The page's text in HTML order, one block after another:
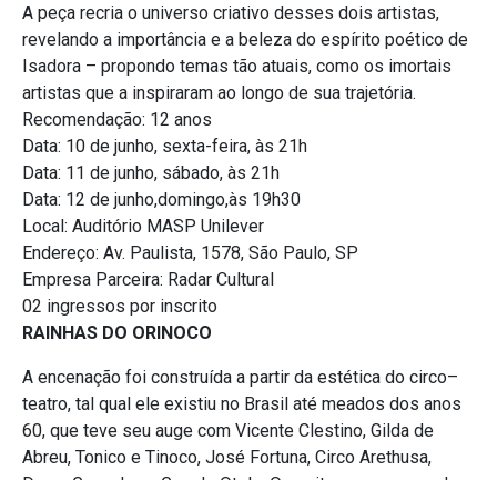
A peça recria o universo criativo desses dois artistas,
revelando a importância e a beleza do espírito poético de
Isadora – propondo temas tão atuais, como os imortais
artistas que a inspiraram ao longo de sua trajetória.
Recomendação: 12 anos
Data: 10 de junho, sexta-feira, às 21h
Data: 11 de junho, sábado, às 21h
Data: 12 de junho,domingo,às 19h30
Local: Auditório MASP Unilever
Endereço: Av. Paulista, 1578, São Paulo, SP
Empresa Parceira: Radar Cultural
02 ingressos por inscrito
RAINHAS DO ORINOCO
A encenação foi construída a partir da estética do circo–
teatro, tal qual ele existiu no Brasil até meados dos anos
60, que teve seu auge com Vicente Clestino, Gilda de
Abreu, Tonico e Tinoco, José Fortuna, Circo Arethusa,